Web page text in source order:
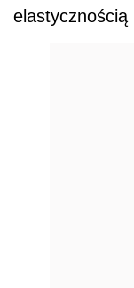
elastycznością